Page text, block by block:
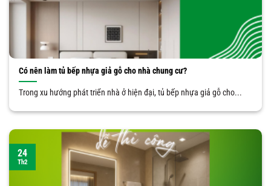
Có nên làm tủ bếp nhựa giả gỗ cho nhà chung cư?
Trong xu hướng phát triển nhà ở hiện đại, tủ bếp nhựa giả gỗ cho...
24
Th2